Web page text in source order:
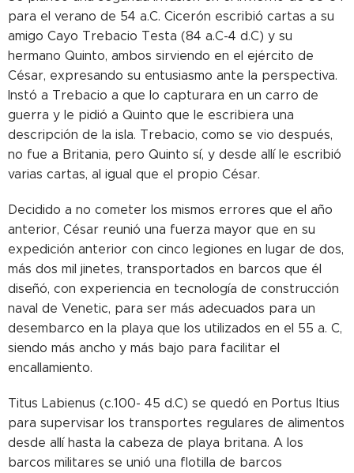
para el verano de 54 a.C. Cicerón escribió cartas a su
amigo Cayo Trebacio Testa (84 a.C-4 d.C) y su
hermano Quinto, ambos sirviendo en el ejército de
César, expresando su entusiasmo ante la perspectiva.
Instó a Trebacio a que lo capturara en un carro de
guerra y le pidió a Quinto que le escribiera una
descripción de la isla. Trebacio, como se vio después,
no fue a Britania, pero Quinto sí, y desde allí le escribió
varias cartas, al igual que el propio César.
Decidido a no cometer los mismos errores que el año
anterior, César reunió una fuerza mayor que en su
expedición anterior con cinco legiones en lugar de dos,
más dos mil jinetes, transportados en barcos que él
diseñó, con experiencia en tecnología de construcción
naval de Venetic, para ser más adecuados para un
desembarco en la playa que los utilizados en el 55 a. C,
siendo más ancho y más bajo para facilitar el
encallamiento.
Titus Labienus (c.100- 45 d.C) se quedó en Portus Itius
para supervisar los transportes regulares de alimentos
desde allí hasta la cabeza de playa britana. A los
barcos militares se unió una flotilla de barcos